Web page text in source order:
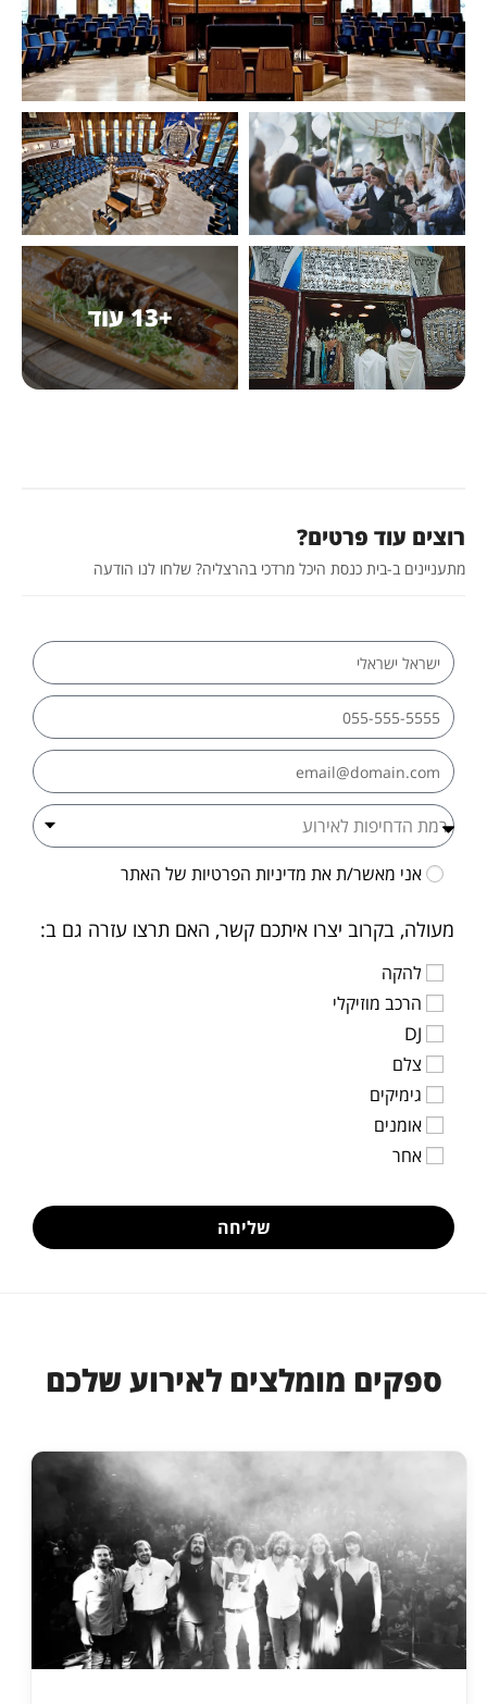
+13 עוד
רוצים עוד פרטים?
מתעניינים ב-בית כנסת היכל מרדכי בהרצליה? שלחו לנו הודעה
אני מאשר/ת את מדיניות הפרטיות של האתר
מעולה, בקרוב יצרו איתכם קשר, האם תרצו עזרה גם ב:
להקה
הרכב מוזיקלי
DJ
צלם
גימיקים
אומנים
אחר
שליחה
ספקים מומלצים לאירוע שלכם